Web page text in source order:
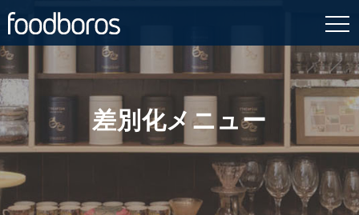
Skip
to
content
差別化メニュー